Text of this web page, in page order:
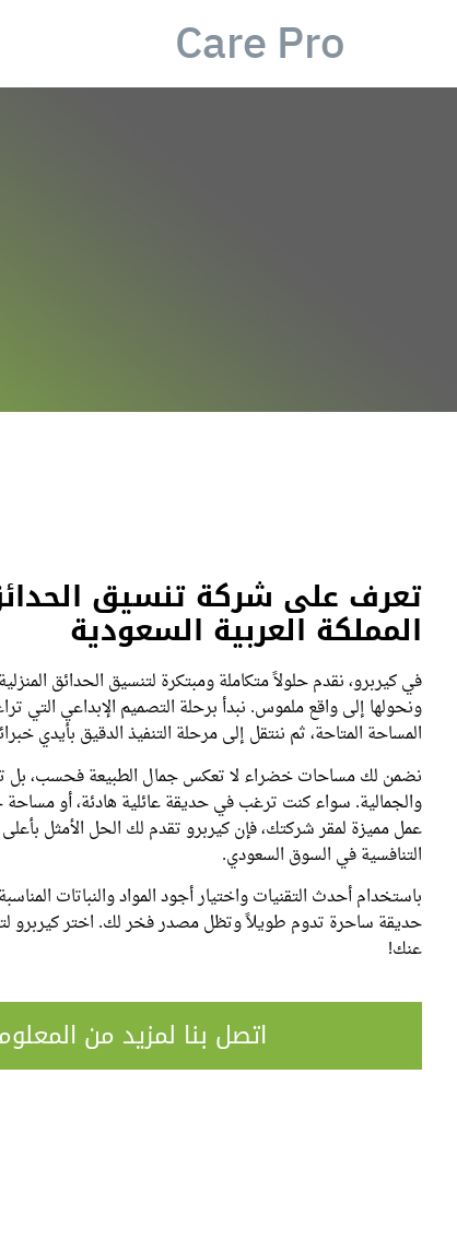
Care Pro
تعرف على شركة تنسيق
المملكة العربية السعودية
في كيربرو، نقدم حلولاً متكاملة ومبتكرة لتنسيق الحدائق
ونحولها إلى واقع ملموس. نبدأ برحلة التصميم الإبداعي
المساحة المتاحة، ثم ننتقل إلى مرحلة التنفيذ الدقيق بأيدي
نضمن لك مساحات خضراء لا تعكس جمال الطبيعة فحسب، بل
والجمالية. سواء كنت ترغب في حديقة عائلية هادئة، أو مساحة
عمل مميزة لمقر شركتك، فإن كيربرو تقدم لك الحل الأمثل
التنافسية في السوق السعودي.
باستخدام أحدث التقنيات واختيار أجود المواد والنباتات
حديقة ساحرة تدوم طويلاً وتظل مصدر فخر لك. اختر
عنك!
اتصل بنا لمزيد من